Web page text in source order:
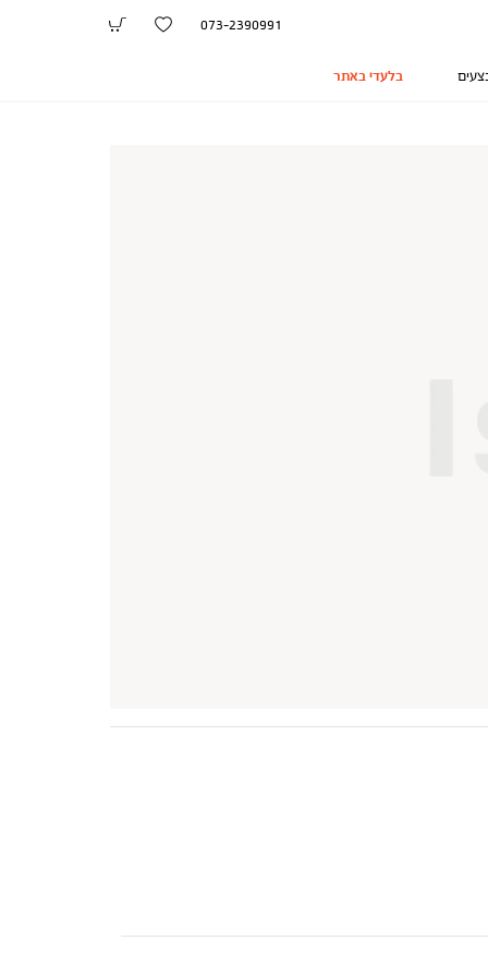
073-2390991
בלעדי באתר